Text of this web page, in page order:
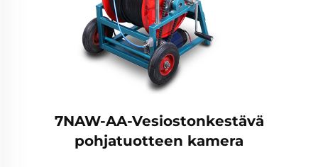
7NAW-AA-Vesiostonkestävä
pohjatuotteen kamera